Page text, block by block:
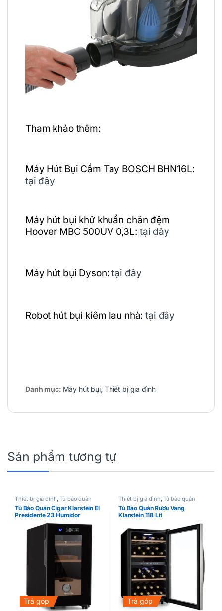
Tham khảo thêm:
Máy Hút Bụi Cầm Tay BOSCH BHN16L:
tại đây
Máy hút bụi khử khuẩn chăn đệm
Hoover MBC 500UV 0,3L: tại đây
Máy hút bụi Dyson: tại đây
Robot hút bụi kiêm lau nhà:tại đây
Danh mục: Máy hút bụi, Thiết bị gia đình
Sản phẩm tương tự
Thiết bị gia đình,Tủ bảo quản
Cigar
Tủ Bảo Quản Cigar Klarstein El
Presidente 23 Humidor
Trả góp
Thiết bị gia đình,Tủ bảo quản
rượu vang
Tủ Bảo Quản Rượu Vang
Klarstein 118 Lít
Trả góp